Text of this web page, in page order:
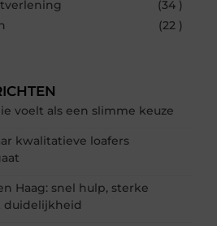
(34 )
(22 )
voelt als een slimme keuze
kwalitatieve loafers
Haag: snel hulp, sterke
duidelijkheid